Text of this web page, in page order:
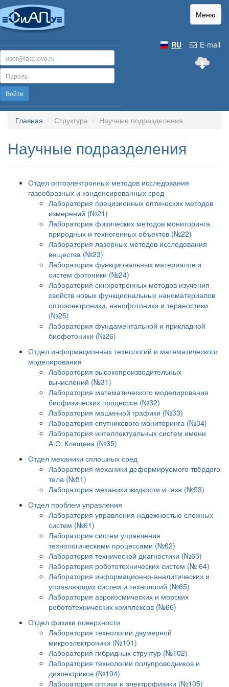
Меню
E-mail
RU
Войти
Главная Структура Научные подразделения
Научные подразделения
Отдел оптоэлектронных методов исследования
газообразных и конденсированных сред
Лаборатория прецизионных оптических методов
измерений (№21)
Лаборатория физических методов мониторинга
природных и техногенных объектов (№22)
Лаборатория лазерных методов исследования
вещества (№23)
Лаборатория функциональных материалов и
систем фотоники (№24)
Лаборатория синхротронных методов изучения
свойств новых функциональных наноматериалов
оптоэлектроники, нанофотоники и тераностики
(№25)
Лаборатория фундаментальной и прикладной
биофотоники (№26)
Отдел информационных технологий и математического
моделирования
Лаборатория высокопроизводительных
вычислений (№31)
Лаборатория математического моделирования
биофизических процессов (№32)
Лаборатория машинной графики (№33)
Лаборатория спутникового мониторинга (№34)
Лаборатория интеллектуальных систем имени
А.С. Клещева (№35)
Отдел механики сплошных сред
Лаборатория механики деформируемого твёрдого
тела (№51)
Лаборатория механики жидкости и газа (№53)
Отдел проблем управления
Лаборатория управления надежностью сложных
систем (№61)
Лаборатория систем управления
технологическими процессами (№62)
Лаборатория технической диагностики (№63)
Лаборатория робототехнических систем (№ 64)
Лаборатория информационно-аналитических и
управляющих систем и технологий (№65)
Лаборатория аэрокосмических и морских
робототехнических комплексов (№66)
Отдел физики поверхности
Лаборатория технологии двумерной
микроэлектроники (№101)
Лаборатория гибридных структур (№102)
Лаборатория технологии полупроводников и
диэлектриков (№104)
Лаборатория оптики и электрофизики (№105)